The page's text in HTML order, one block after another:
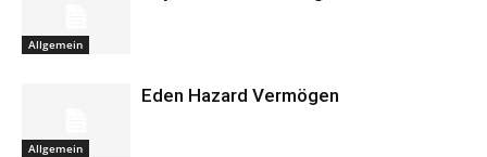
Allgemein
Allgemein
Eden Hazard Vermögen